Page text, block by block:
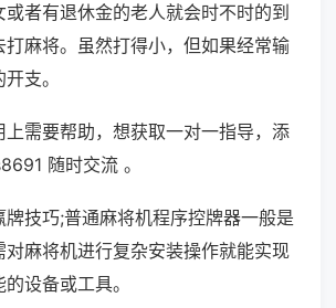
者有退休金的老人就会时不时的到
打麻将。虽然打得小，但如果经常输
支。
上需要帮助，想获取一对一指导，添
随时交流 。
技巧;普通麻将机程序控牌器一般是
对麻将机进行复杂安装操作就能实现
设备或工具。